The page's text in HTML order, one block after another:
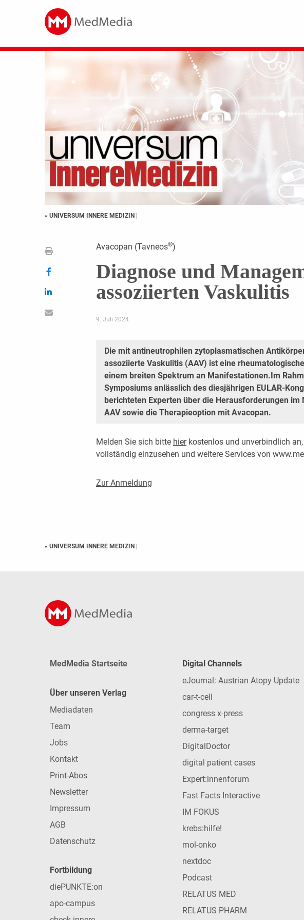
« UNIVERSUM INNERE MEDIZIN |
Avacopan (Tavneos®)
Diagnose und
assoziierten Vaskulitis
9. Juli 2024
Die mit antineutrophilen zytoplasmatischen
assoziierte Vaskulitis (AAV) ist eine
einem breiten Spektrum an Manifestationen.Im
Symposiums anlässlich des diesjährigen EULAR-
berichteten Experten über die Herausforderungen im
AAV sowie die Therapieoption mit Avacopan.
Melden Sie sich bitte hierkostenlos und unverbindlich
vollständig einzusehen und weitere Services von
Zur Anmeldung
« UNIVERSUM INNERE MEDIZIN |
MedMedia Startseite
Über unseren Verlag
Mediadaten
Team
Jobs
Kontakt
Print-Abos
Newsletter
Impressum
AGB
Datenschutz
Fortbildung
diePUNKTE:on
apo-campus
Digital Channels
eJournal: Austrian Atopy Update
car-t-cell
congress x-press
derma-target
DigitalDoctor
digital patient cases
Expert:innenforum
Fast Facts Interactive
IM FOKUS
krebs:hilfe!
mol-onko
nextdoc
Podcast
RELATUS MED
RELATUS PHARM